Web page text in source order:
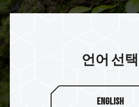
언어 선택
English